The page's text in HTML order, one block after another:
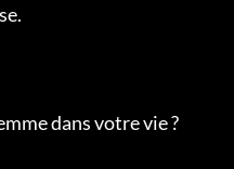
dans votre vie ?